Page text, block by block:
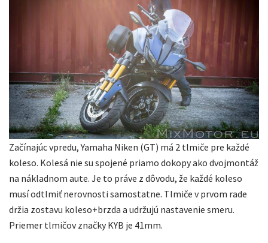
Začínajúc vpredu, Yamaha Niken (GT) má 2 tlmiče pre každé
koleso. Kolesá nie su spojené priamo dokopy ako dvojmontáž
na nákladnom aute. Je to práve z dôvodu, že každé koleso
musí odtlmiť nerovnosti samostatne. Tlmiče v prvom rade
držia zostavu koleso+brzda a udržujú nastavenie smeru.
Priemer tlmičov značky KYB je 41mm.